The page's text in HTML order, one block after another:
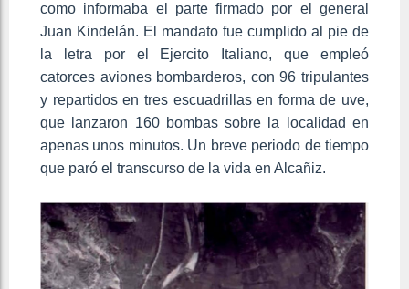
como informaba el parte firmado por el general
Juan Kindelán. El mandato fue cumplido al pie de
la letra por el Ejercito Italiano, que empleó
catorces aviones bombarderos, con 96 tripulantes
y repartidos en tres escuadrillas en forma de uve,
que lanzaron 160 bombas sobre la localidad en
apenas unos minutos. Un breve periodo de tiempo
que paró el transcurso de la vida en Alcañiz.